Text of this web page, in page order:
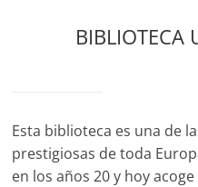
BIBLIOTECA
Esta biblioteca es una de
prestigiosas de toda
en los años 20 y hoy